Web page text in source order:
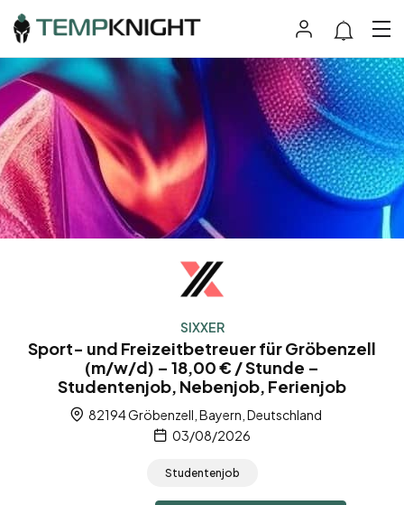
SIXXER
Sport- und Freizeitbetreuer für Gröbenzell
(m/w/d) – 18,00 € / Stunde –
Studentenjob, Nebenjob, Ferienjob
82194 Gröbenzell, Bayern, Deutschland
03/08/2026
Studentenjob